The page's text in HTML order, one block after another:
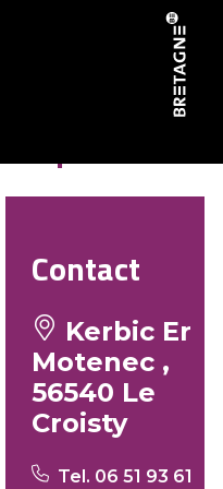
Contact
Kerbic Er
Motenec ,
56540 Le
Croisty
Tel. 06 51 93 61